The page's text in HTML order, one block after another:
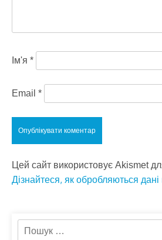
Ім'я *
Email *
Цей сайт використовує Akismet
Дізнайтеся, як обробляються
Пошук: